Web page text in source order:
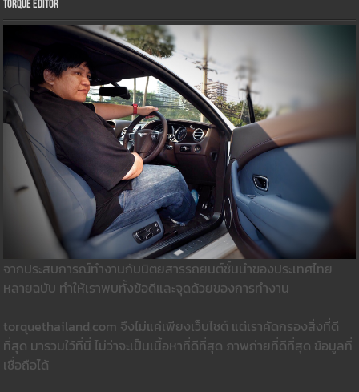
Torque Editor
จากประสบการณ์ทำงานกับนิตยสารรถยนต์ชั้นนำของประเทศไทย
หลายฉบับ ทำให้เราพบทั้งข้อดีและจุดด้วยของการทำงาน
torquethailand.com จึงไม่แค่เพียงเว็บไซต์ แต่เราคัดกรองสิ่งที่ดี
ที่สุด มารวมใว้ที่นี่ ไม่ว่าจะเป็นเนื้อหาที่ดีที่สุด ภาพถ่ายที่ดีที่สุด ข้อมูลที่
เชื่อถือได้